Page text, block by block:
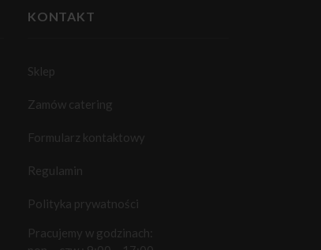
KONTAKT
Sklep
Zamów catering
Formularz kontaktowy
Regulamin
Polityka prywatności
Pracujemy w godzinach: